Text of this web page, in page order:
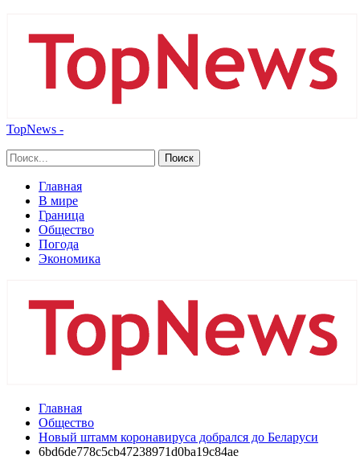
TopNews -
Главная
В мире
Граница
Общество
Погода
Экономика
Главная
Общество
Новый штамм коронавируса добрался до Беларуси
6bd6de778c5cb47238971d0ba19c84ae